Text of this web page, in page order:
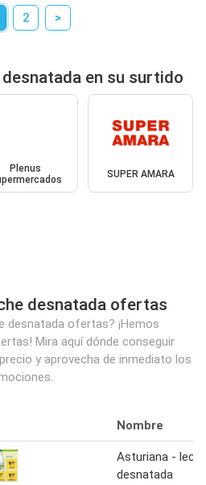
2 >
en su surtido
Plenus
SUPER AMARA
desnatada ofertas
desnatada ofertas? ¡Hemos
Mira aquí dónde conseguir
y aprovecha de inmediato los
Nombre
Asturiana -
desnatada